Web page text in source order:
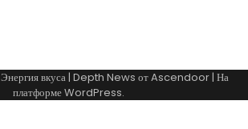
Энергия вкуса| Depth News отAscendoor| На
платформеWordPress.